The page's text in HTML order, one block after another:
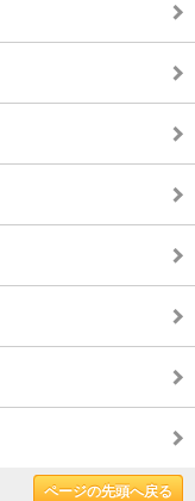
ページの先頭へ戻る